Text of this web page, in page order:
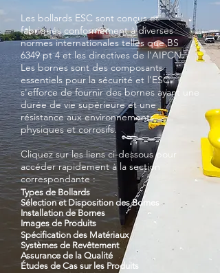
Les bollards ESC sont conçus et
fabriqués conformément à diverses
normes internationales telles que BS
6349 pt 4 et les directives de l'AIPCN.
Les bornes sont des composants
essentiels pour la sécurité et l'ESC
s'efforce de fournir des bornes ayant une
durée de vie supérieure et une
résistance aux environnements
physiques et corrosifs.
Cliquez sur les liens ci-dessous pour
accéder rapidement à la section
correspondante :
Types de Bollards
Sélection et Disposition des Bornes
Installation de Bornes
Images de Produits
Spécification des Matériaux
Systèmes de Revêtement
Assurance de la Qualité
Études de Cas sur les Produits